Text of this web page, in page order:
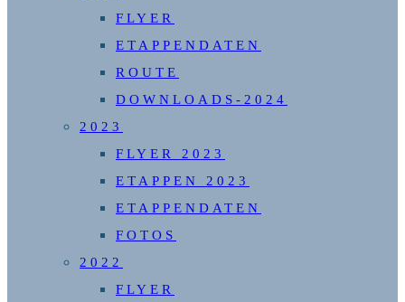
FLYER
ETAPPENDATEN
ROUTE
DOWNLOADS-2024
2023
FLYER 2023
ETAPPEN 2023
ETAPPENDATEN
FOTOS
2022
FLYER